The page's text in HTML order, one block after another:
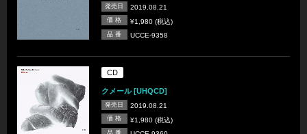
発売日 2019.08.21
価 格 ¥1,980 (税込)
品 番 UCCE-9358
CD
クメール [UHQCD]
発売日 2019.08.21
価 格 ¥1,980 (税込)
品 番